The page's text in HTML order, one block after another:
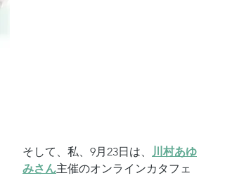
そして、私、9月23日は、
川村あゆ
みさん主催のオンラインカタフェ